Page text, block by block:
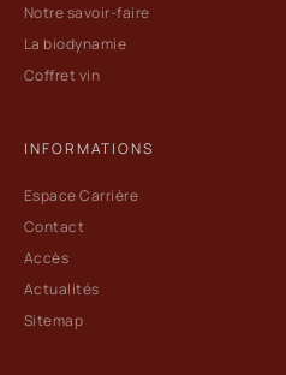
Notre savoir-faire
La biodynamie
Coffret vin
INFORMATIONS
Espace Carrière
Contact
Accès
Actualités
Sitemap